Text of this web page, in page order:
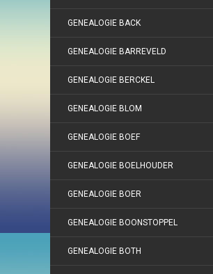
GENEALOGIE BACK
GENEALOGIE BARREVELD
GENEALOGIE BERCKEL
GENEALOGIE BLOM
GENEALOGIE BOEF
GENEALOGIE BOELHOUDER
GENEALOGIE BOER
GENEALOGIE BOONSTOPPEL
GENEALOGIE BOTH